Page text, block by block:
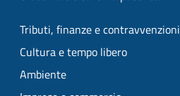
Tributi, finanze e contravvenzioni
Cultura e tempo libero
Ambiente